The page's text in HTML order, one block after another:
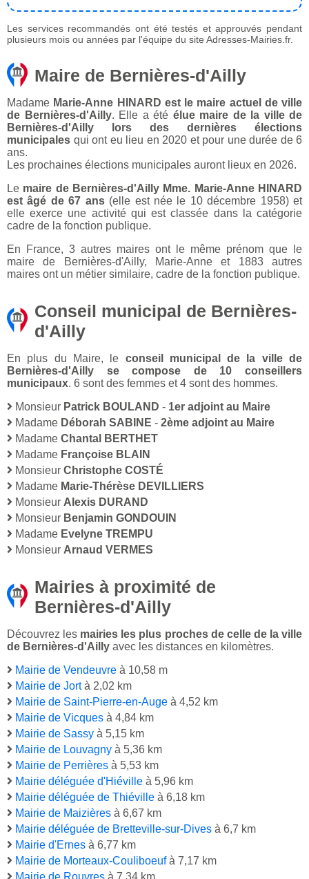
Les services recommandés ont été testés et approuvés pendant
plusieurs mois ou années par l'équipe du site Adresses-Mairies.fr.
Maire de Bernières-d'Ailly
Madame Marie-Anne HINARD est le maire actuel de ville
de Bernières-d'Ailly. Elle a été élue maire de la ville de
Bernières-d'Ailly lors des dernières élections
municipales qui ont eu lieu en 2020 et pour une durée de 6
ans.
Les prochaines élections municipales auront lieux en 2026.
Le maire de Bernières-d'Ailly Mme. Marie-Anne HINARD
est âgé de 67 ans(elle est née le 10 décembre 1958) et
elle exerce une activité qui est classée dans la catégorie
cadre de la fonction publique.
En France, 3 autres maires ont le même prénom que le
maire de Bernières-d'Ailly, Marie-Anne et 1883 autres
maires ont un métier similaire, cadre de la fonction publique.
Conseil municipal de Bernières-
d'Ailly
En plus du Maire, le conseil municipal de la ville de
Bernières-d'Ailly se compose de 10 conseillers
municipaux. 6 sont des femmes et 4 sont des hommes.
Monsieur Patrick BOULAND - 1er adjoint au Maire
Madame Déborah SABINE - 2ème adjoint au Maire
Madame Chantal BERTHET
Madame Françoise BLAIN
Monsieur Christophe COSTÉ
Madame Marie-Thérèse DEVILLIERS
Monsieur Alexis DURAND
Monsieur Benjamin GONDOUIN
Madame Evelyne TREMPU
Monsieur Arnaud VERMES
Mairies à proximité de
Bernières-d'Ailly
Découvrez les mairies les plus proches de celle de la ville
de Bernières-d'Ailly avec les distances en kilomètres.
Mairie de Vendeuvre à 10,58 m
Mairie de Jortà 2,02 km
Mairie de Saint-Pierre-en-Auge à 4,52 km
Mairie de Vicques à 4,84 km
Mairie de Sassy à 5,15 km
Mairie de Louvagny à 5,36 km
Mairie de Perrières à 5,53 km
Mairie déléguée d'Hiéville à 5,96 km
Mairie déléguée de Thiéville à 6,18 km
Mairie de Maizières à 6,67 km
Mairie déléguée de Bretteville-sur-Dives à 6,7 km
Mairie d'Ernes à 6,77 km
Mairie de Morteaux-Couliboeufà 7,17 km
Mairie de Rouvres à 7,34 km